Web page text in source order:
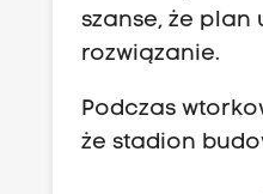
szanse, że plan
rozwiązanie.
Podczas
że stadion